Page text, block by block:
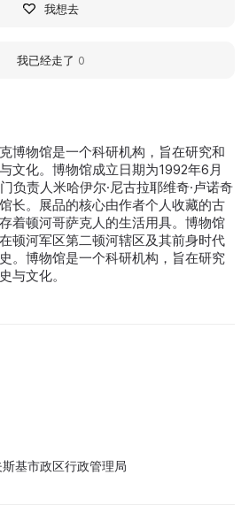
博物馆是一个科研机构，旨在研究和
文化。博物馆成立日期为1992年6月
负责人米哈伊尔·尼古拉耶维奇·卢诺奇
长。展品的核心由作者个人收藏的古
着顿河哥萨克人的生活用具。博物馆
顿河军区第二顿河辖区及其前身时代
。博物馆是一个科研机构，旨在研究
与文化。
基市政区行政管理局
我想去
我已经走了 0